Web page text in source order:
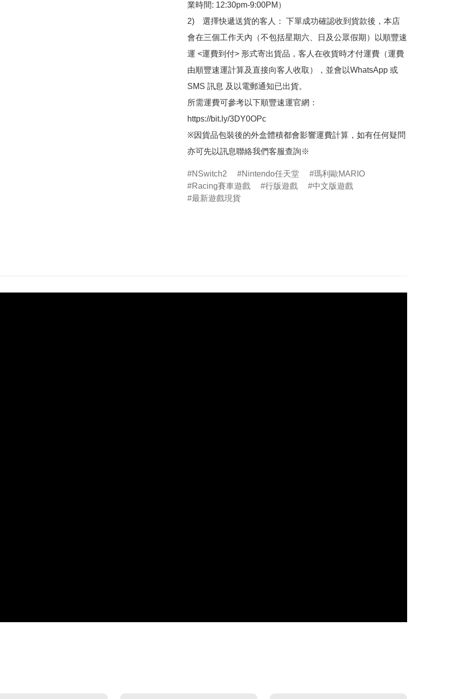
業時間: 12:30pm-9:00PM）
2)　選擇快遞送貨的客人： 下單成功確認收到貨款後，本店
會在三個工作天內（不包括星期六、日及公眾假期）以順豐速
運 <運費到付> 形式寄出貨品，客人在收貨時才付運費（運費
由順豐速運計算及直接向客人收取），並會以WhatsApp 或
SMS 訊息 及以電郵通知已出貨。
所需運費可參考以下順豐速運官網：
https://bit.ly/3DY0OPc
※因貨品包裝後的外盒體積都會影響運費計算，如有任何疑問
亦可先以訊息聯絡我們客服查詢※
NSwitch2 Nintendo任天堂
瑪利歐MARIO
Racing賽車遊戲
行版遊戲
中文版遊戲
最新遊戲現貨